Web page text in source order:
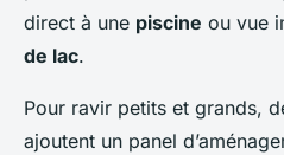
direct à une piscine ou vue
de lac.
Pour ravir petits et grands,
ajoutent un panel